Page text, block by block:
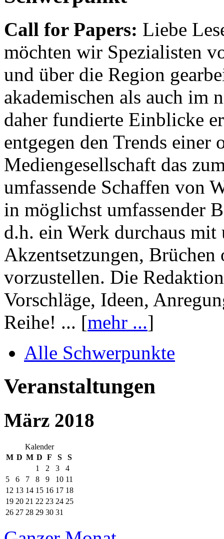
Call for Papers: Liebe
möchten wir Spezialisten
und über die Region
akademischen als auch im
daher fundierte Einblicke
entgegen den Trends einer
Mediengesellschaft das
umfassende Schaffen von
in möglichst umfassender
d.h. ein Werk durchaus mit
Akzentsetzungen, Brüchen
vorzustellen. Die
Vorschläge, Ideen,
Reihe! ... [mehr ...]
Alle Schwerpunkte
Veranstaltungen
März 2018
Kalender
M D M D F S
S
1
2 3
4
5
6 7 8 9 10 11
12 13 14 15 16 17 18
19 20 21 22 23 24 25
26 27 28 29 30 31